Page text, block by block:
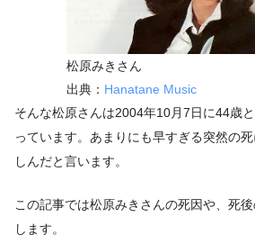
松原みきさん
出典： Hanatane Music
そんな松原さんは2004年10月7日に44歳
っています。あまりにも早すぎる突然の
しんだと言います。
この記事では松原みきさんの死因や、死
します。